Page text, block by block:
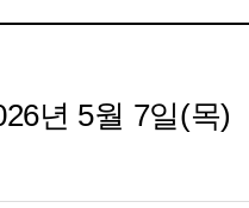
년 5월 7일(목)